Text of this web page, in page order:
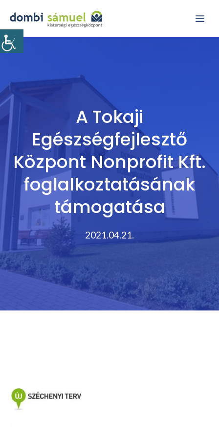
tartalomba
A Tokaji
Egészségfejlesztő
Központ Nonprofit Kft.
foglalkoztatásának
támogatása
2021.04.21.